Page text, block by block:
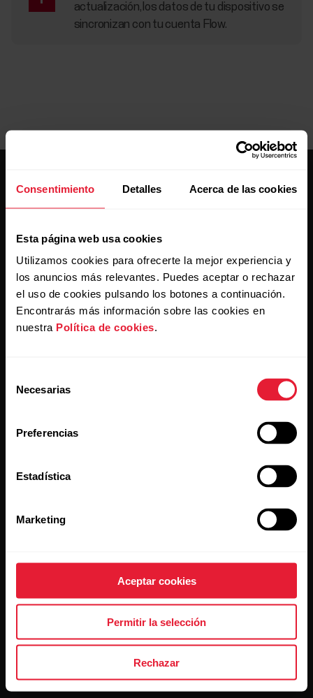
Consentimiento Detalles Acerca de las cookies
Esta página web usa cookies
Utilizamos cookies para ofrecerte la mejor experiencia y
los anuncios más relevantes. Puedes aceptar o rechazar
el uso de cookies pulsando los botones a continuación.
Encontrarás más información sobre las cookies en
nuestra Política de cookies.
Necesarias
Preferencias
Estadística
Marketing
Aceptar cookies
Permitir la selección
Rechazar
actualización, los datos de tu dispositivo se
sincronizan con tu cuenta Flow.
Mantente al día.
Regístrate en nuestra newsletter quincenal y recibe
las últimas noticias directamente en tu bandeja de
entrada.
electrónicos de Polar y confirmas que has leído nuestro
Aviso de privacidad.
Productos
Sensores
Acerca de Polar
Nuestra esencia
La ciencia